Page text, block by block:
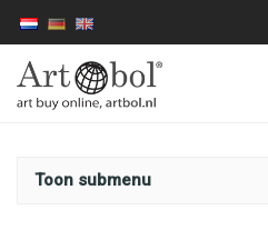
Toon submenu